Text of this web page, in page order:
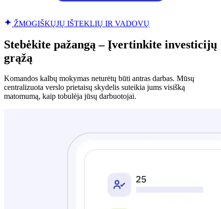
ŽMOGIŠKŲJŲ IŠTEKLIŲ IR VADOVŲ
Stebėkite pažangą – Įvertinkite investicijų
grąžą
Komandos kalbų mokymas neturėtų būti antras darbas. Mūsų
centralizuota verslo prietaisų skydelis suteikia jums visišką
matomumą, kaip tobulėja jūsų darbuotojai.